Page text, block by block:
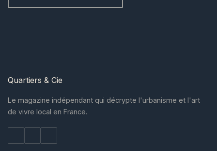
Quartiers & Cie
Le magazine indépendant qui décrypte l'urbanisme et l'art
de vivre local en France.